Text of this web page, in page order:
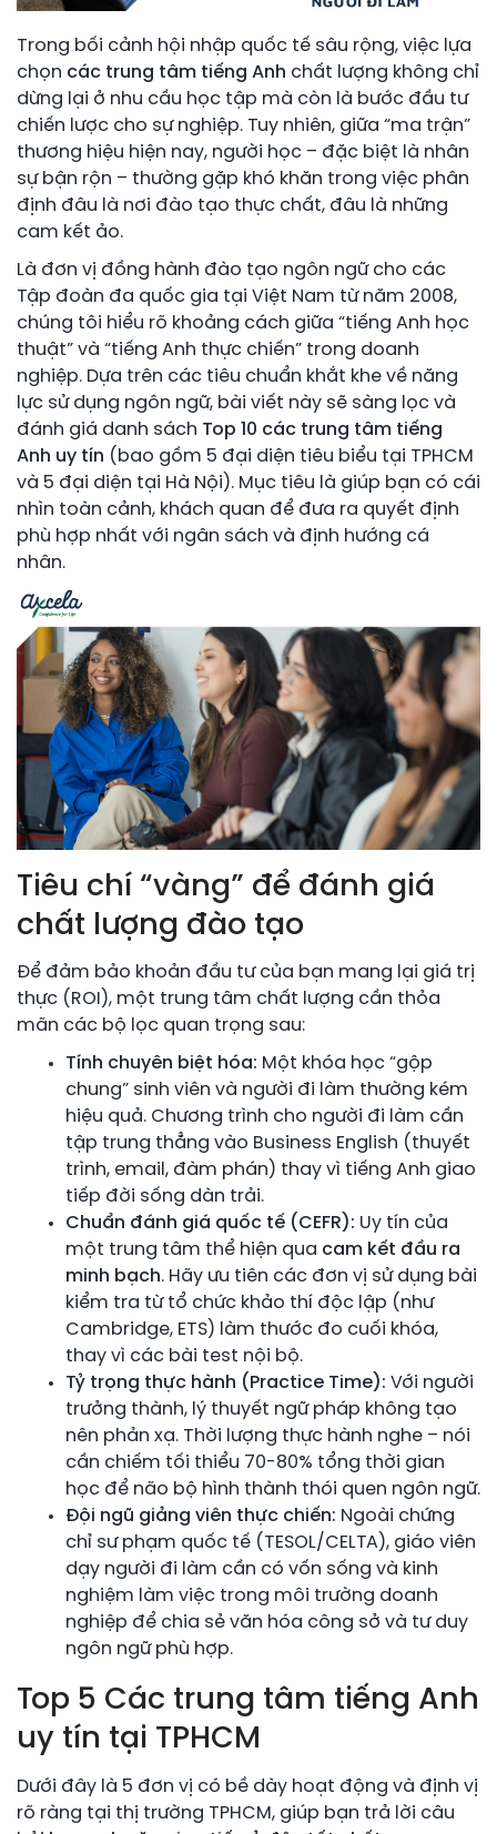
Trong bối cảnh hội nhập quốc tế sâu rộng, việc lựa
chọn các trung tâm tiếng Anh chất lượng không chỉ
dừng lại ở nhu cầu học tập mà còn là bước đầu tư
chiến lược cho sự nghiệp. Tuy nhiên, giữa “ma trận”
thương hiệu hiện nay, người học – đặc biệt là nhân
sự bận rộn – thường gặp khó khăn trong việc phân
định đâu là nơi đào tạo thực chất, đâu là những
cam kết ảo.
Là đơn vị đồng hành đào tạo ngôn ngữ cho các
Tập đoàn đa quốc gia tại Việt Nam từ năm 2008,
chúng tôi hiểu rõ khoảng cách giữa “tiếng Anh học
thuật” và “tiếng Anh thực chiến” trong doanh
nghiệp. Dựa trên các tiêu chuẩn khắt khe về năng
lực sử dụng ngôn ngữ, bài viết này sẽ sàng lọc và
đánh giá danh sách Top 10 các trung tâm tiếng
Anh uy tín (bao gồm 5 đại diện tiêu biểu tại TPHCM
và 5 đại diện tại Hà Nội). Mục tiêu là giúp bạn có cái
nhìn toàn cảnh, khách quan để đưa ra quyết định
phù hợp nhất với ngân sách và định hướng cá
nhân.
Tiêu chí “vàng” để đánh giá
chất lượng đào tạo
Để đảm bảo khoản đầu tư của bạn mang lại giá trị
thực (ROI), một trung tâm chất lượng cần thỏa
mãn các bộ lọc quan trọng sau:
Tính chuyên biệt hóa: Một khóa học “gộp
chung” sinh viên và người đi làm thường kém
hiệu quả. Chương trình cho người đi làm cần
tập trung thẳng vào Business English (thuyết
trình, email, đàm phán) thay vì tiếng Anh giao
tiếp đời sống dàn trải.
Chuẩn đánh giá quốc tế (CEFR): Uy tín của
một trung tâm thể hiện qua cam kết đầu ra
minh bạch. Hãy ưu tiên các đơn vị sử dụng bài
kiểm tra từ tổ chức khảo thí độc lập (như
Cambridge, ETS) làm thước đo cuối khóa,
thay vì các bài test nội bộ.
Tỷ trọng thực hành (Practice Time): Với người
trưởng thành, lý thuyết ngữ pháp không tạo
nên phản xạ. Thời lượng thực hành nghe – nói
cần chiếm tối thiểu 70-80% tổng thời gian
học để não bộ hình thành thói quen ngôn ngữ.
Đội ngũ giảng viên thực chiến: Ngoài chứng
chỉ sư phạm quốc tế (TESOL/CELTA), giáo viên
dạy người đi làm cần có vốn sống và kinh
nghiệm làm việc trong môi trường doanh
nghiệp để chia sẻ văn hóa công sở và tư duy
ngôn ngữ phù hợp.
Top 5 Các trung tâm tiếng Anh
uy tín tại TPHCM
Dưới đây là 5 đơn vị có bề dày hoạt động và định vị
rõ ràng tại thị trường TPHCM, giúp bạn trả lời câu